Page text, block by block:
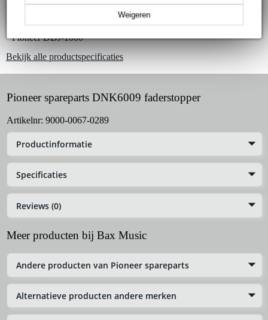
Weigeren
Pioneer DDJ-400
Pioneer DDJ-1000
Bekijk alle productspecificaties
Pioneer spareparts DNK6009 faderstopper
Artikelnr: 9000-0067-0289
Productinformatie
Specificaties
Reviews (0)
Meer producten bij Bax Music
Andere producten van Pioneer spareparts
Alternatieve producten andere merken